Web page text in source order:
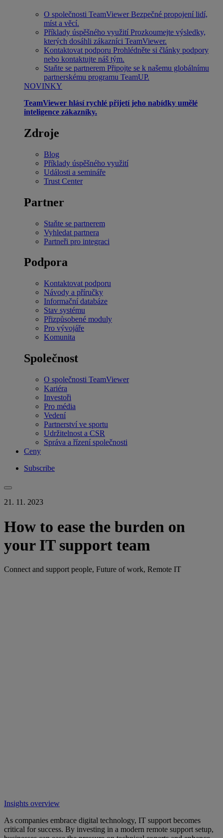
O společnosti TeamViewer Bezpečné propojení lidí,
míst a věcí.
Příklady úspěšného využití Prozkoumejte výsledky,
kterých dosáhli zákazníci TeamViewer.
Kontaktovat podporu Prohlédněte si články podpory
nebo kontaktujte náš tým.
Staňte se partnerem Připojte se k našemu globálnímu
partnerskému programu TeamUP.
NOVINKY
TeamViewer hlásí rychlé přijetí jeho nabídky umělé
inteligence zákazníky.
Zdroje
Blog
Příklady úspěšného využití
Události a semináře
Trust Center
Partner
Staňte se partnerem
Vyhledat partnera
Partneři pro integraci
Podpora
Kontaktovat podporu
Návody a příručky
Informační databáze
Stav systému
Přizpůsobené moduly
Pro vývojáře
Komunita
Společnost
O společnosti TeamViewer
Kariéra
Investoři
Pro média
Vedení
Partnerství ve sportu
Udržitelnost a CSR
Správa a řízení společnosti
Ceny
Subscribe
21. 11. 2023
How to ease the burden on
your IT support team
Connect and support people, Future of work, Remote IT
Insights overview
As companies embrace digital technology, IT support becomes
critical for success. By investing in a modern remote support setup,